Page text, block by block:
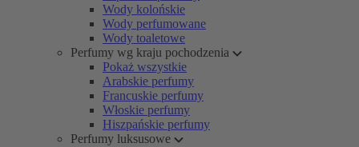
Wody kolońskie
Wody perfumowane
Wody toaletowe
Perfumy wg kraju pochodzenia
Pokaż wszystkie
Arabskie perfumy
Francuskie perfumy
Włoskie perfumy
Hiszpańskie perfumy
Perfumy luksusowe